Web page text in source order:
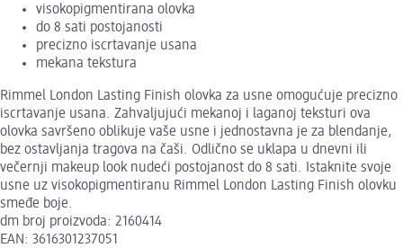
visokopigmentirana olovka
do 8 sati postojanosti
precizno iscrtavanje usana
mekana tekstura
Rimmel London Lasting Finish olovka za usne omogućuje precizno
iscrtavanje usana. Zahvaljujući mekanoj i laganoj teksturi ova
olovka savršeno oblikuje vaše usne i jednostavna je za blendanje,
bez ostavljanja tragova na čaši. Odlično se uklapa u dnevni ili
večernji makeup look nudeći postojanost do 8 sati. Istaknite svoje
usne uz visokopigmentiranu Rimmel London Lasting Finish olovku
smeđe boje.
dm broj proizvoda: 2160414
EAN: 3616301237051